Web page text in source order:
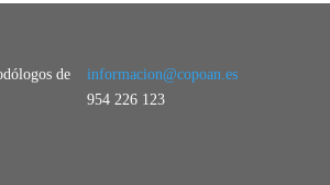
de
informacion@copoan.es
954 226 123